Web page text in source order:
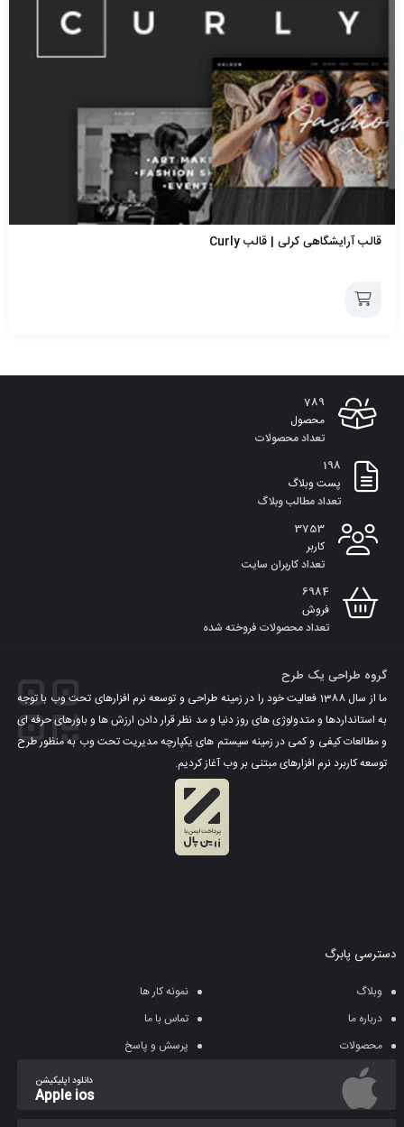
قالب آرایشگاهی کرلی | قالب Curly
به
سبد
789
محصول
تعداد محصولات
198
پست وبلاگ
تعداد مطالب وبلاگ
3753
کاربر
تعداد کاربران سایت
6984
فروش
تعداد محصولات فروخته شده
گروه طراحی یک طرح
ما از سال 1388 فعالیت خود را در زمینه طراحی و توسعه نرم افزارهای تحت وب با توجه
به استانداردها و متدولوژی های روز دنیا و مد نظر قرار دادن ارزش ها و باورهای حرفه ای
و مطالعات کیفی و کمی در زمینه سیستم های یکپارچه مدیریت تحت وب به منظور طرح
توسعه کاربرد نرم افزارهای مبتنی بر وب آغاز کردیم.
دسترسی پابرگ
وبلاگ
نمونه کار ها
درباره ما
تماس با ما
محصولات
پرسش و پاسخ
دانلود اپلیکیشن
Apple ios